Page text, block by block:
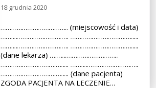
18 grudnia 2020
……………………………….. (miejscowość i data)
……....……………………….. ………………………….….....
……....……………………….. ………………………….….....
(dane lekarza) ……....………………………..
………………………….…..... ……....………………………..
………………………….…..... (dane pacjenta)
ZGODA PACJENTA NA LECZENIE…